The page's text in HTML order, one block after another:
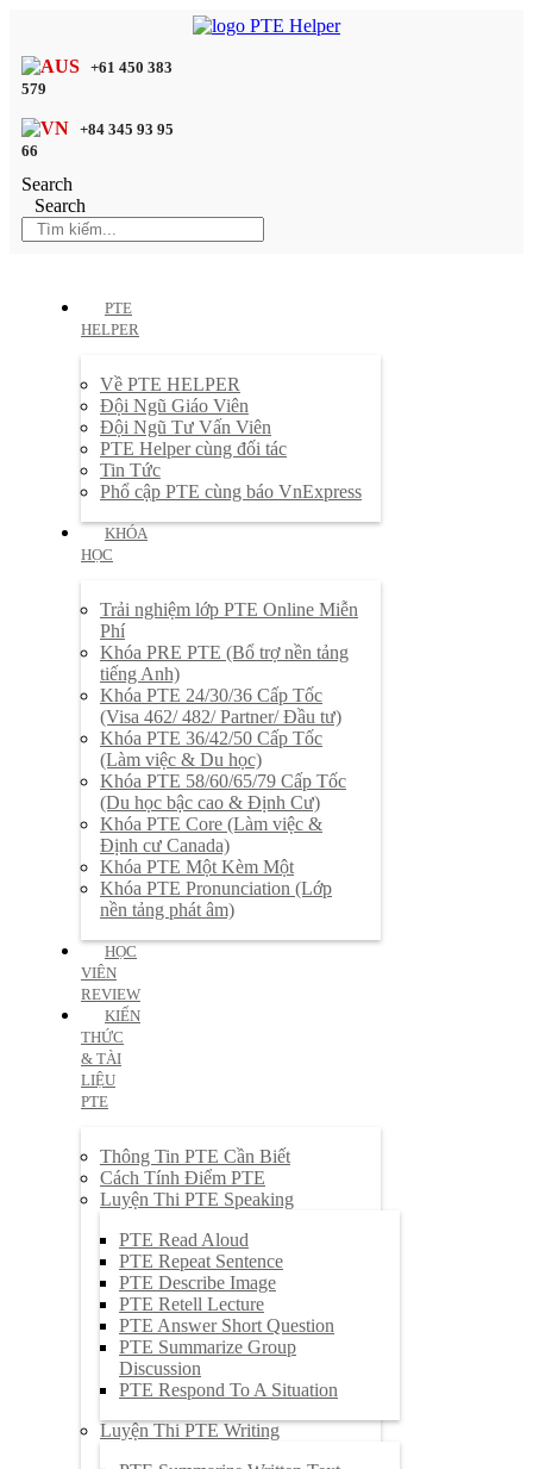
+61 450 383
579
+84 345 93 95
66
Search
Search
PTE
HELPER
Về PTE HELPER
Đội Ngũ Giáo Viên
Đội Ngũ Tư Vấn Viên
PTE Helper cùng đối tác
Tin Tức
Phổ cập PTE cùng báo VnExpress
KHÓA
HỌC
Trải nghiệm lớp PTE Online Miễn
Phí
Khóa PRE PTE (Bổ trợ nền tảng
tiếng Anh)
Khóa PTE 24/30/36 Cấp Tốc
(Visa 462/ 482/ Partner/ Đầu tư)
Khóa PTE 36/42/50 Cấp Tốc
(Làm việc & Du học)
Khóa PTE 58/60/65/79 Cấp Tốc
(Du học bậc cao & Định Cư)
Khóa PTE Core (Làm việc &
Định cư Canada)
Khóa PTE Một Kèm Một
Khóa PTE Pronunciation (Lớp
nền tảng phát âm)
HỌC
VIÊN
REVIEW
KIẾN
THỨC
& TÀI
LIỆU
PTE
Thông Tin PTE Cần Biết
Cách Tính Điểm PTE
Luyện Thi PTE Speaking
PTE Read Aloud
PTE Repeat Sentence
PTE Describe Image
PTE Retell Lecture
PTE Answer Short Question
PTE Summarize Group
Discussion
PTE Respond To A Situation
Luyện Thi PTE Writing